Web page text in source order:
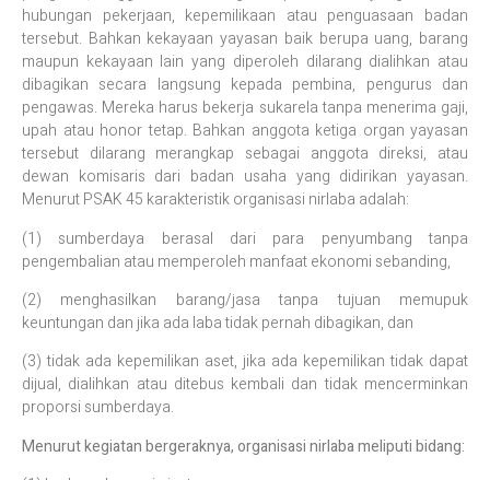
hubungan pekerjaan, kepemilikaan atau penguasaan badan
tersebut. Bahkan kekayaan yayasan baik berupa uang, barang
maupun kekayaan lain yang diperoleh dilarang dialihkan atau
dibagikan secara langsung kepada pembina, pengurus dan
pengawas. Mereka harus bekerja sukarela tanpa menerima gaji,
upah atau honor tetap. Bahkan anggota ketiga organ yayasan
tersebut dilarang merangkap sebagai anggota direksi, atau
dewan komisaris dari badan usaha yang didirikan yayasan.
Menurut PSAK 45 karakteristik organisasi nirlaba adalah:
(1) sumberdaya berasal dari para penyumbang tanpa
pengembalian atau memperoleh manfaat ekonomi sebanding,
(2) menghasilkan barang/jasa tanpa tujuan memupuk
keuntungan dan jika ada laba tidak pernah dibagikan, dan
(3) tidak ada kepemilikan aset, jika ada kepemilikan tidak dapat
dijual, dialihkan atau ditebus kembali dan tidak mencerminkan
proporsi sumberdaya.
Menurut kegiatan bergeraknya, organisasi nirlaba meliputi bidang: